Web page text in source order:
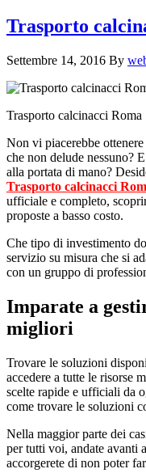
Trasporto
Settembre 14, 2016 By
Trasporto calcinacci Roma
Non vi piacerebbe
che non delude nessuno?
alla portata di mano?
Trasporto calcinacci
ufficiale e completo,
proposte a basso costo.
Che tipo di investimento
servizio su misura che si
con un gruppo di
Imparate a
migliori
Trovare le soluzioni
accedere a tutte le risorse
scelte rapide e ufficiali da
come trovare le soluzioni
Nella maggior parte dei
per tutti voi, andate avanti
accorgerete di non poter